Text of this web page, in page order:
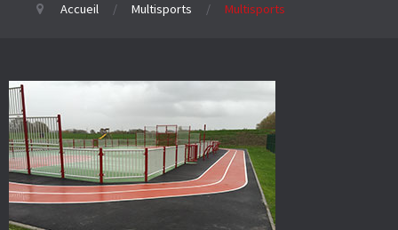
Accueil Multisports Multisports